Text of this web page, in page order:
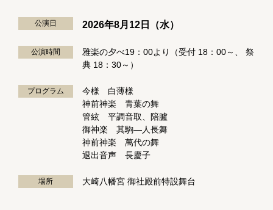
公演日 2026年8月12日（水）
公演時間
雅楽の夕べ19：00より（受付 18：00～、 祭
典 18：30～）
プログラム
今様 白薄様
神前神楽 青葉の舞
管絃 平調音取、陪臚
御神楽 其駒—人長舞
神前神楽 萬代の舞
退出音声 長慶子
場所 大崎八幡宮 御社殿前特設舞台